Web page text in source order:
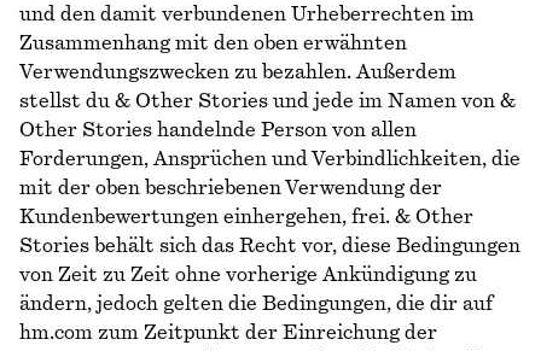
und den damit verbundenen Urheberrechten im
Zusammenhang mit den oben erwähnten
Verwendungszwecken zu bezahlen. Außerdem
stellst du & Other Stories und jede im Namen von &
Other Stories handelnde Person von allen
Forderungen, Ansprüchen und Verbindlichkeiten, die
mit der oben beschriebenen Verwendung der
Kundenbewertungen einhergehen, frei. & Other
Stories behält sich das Recht vor, diese Bedingungen
von Zeit zu Zeit ohne vorherige Ankündigung zu
ändern, jedoch gelten die Bedingungen, die dir auf
hm.com zum Zeitpunkt der Einreichung der